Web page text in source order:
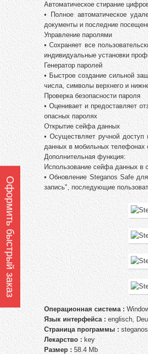
Автоматическое стирание
• Полное автоматическое
документы и последние
Управление паролями
• Сохраняет все
индивидуальные установки
Генератор паролей
• Быстрое создание сильной
числа, символы верхнего и
Проверка безопасности пароля
• Оценивает и предоставляет
опасных паролях
Открытие сейфа данных
• Осуществляет ручной
данных в мобильных
Дополнительная функция:
Использование сейфа данных в
• Обновление Steganos Safe
запись", последующие
Операционная система :
Язык интерфейса :englisch,
Страница программы :
Лекарство :key
Размер :58.4 Mb
Оформить быстрый заказ